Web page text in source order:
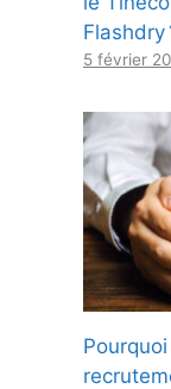
Flashdry
5 février